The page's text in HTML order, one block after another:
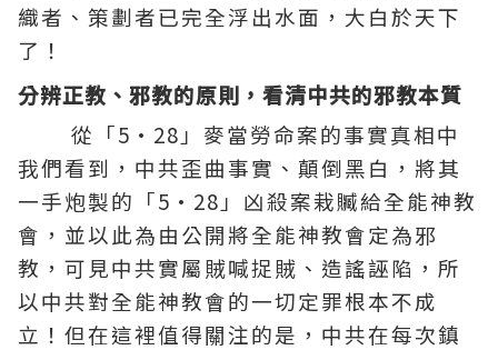
織者、策劃者已完全浮出水面，大白於天下
了！
分辨正教、邪教的原則，看清中共的邪教本質
從「5·28」麥當勞命案的事實真相中
我們看到，中共歪曲事實、顛倒黑白，將其
一手炮製的「5·28」凶殺案栽贓給全能神教
會，並以此為由公開將全能神教會定為邪
教，可見中共實屬賊喊捉賊、造謠誣陷，所
以中共對全能神教會的一切定罪根本不成
立！但在這裡值得關注的是，中共在每次鎮